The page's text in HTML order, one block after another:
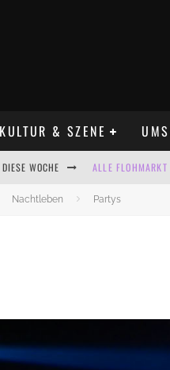
KULTUR & SZENE
WOCHE ALLE
LADYFASHION
Nachtleben Partys